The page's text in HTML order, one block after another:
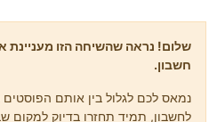
שלום! נראה שהשיחה הזו מעניינת
חשבון.
נמאס לכם לגלול בין אותם הפוסטים
לחשבון, תמיד תחזרו בדיוק למקום